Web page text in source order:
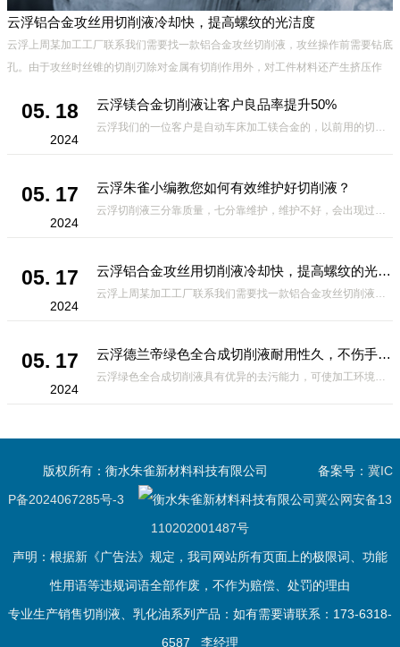
云浮铝合金攻丝用切削液冷却快，提高螺纹的光洁度
云浮上周某加工工厂联系我们需要找一款铝合金攻丝切削液，攻丝操作前需要钻底
孔。由于攻丝时丝锥的切削刃除对金属有切削作用外，对工件材料还产生挤压作
05. 18
2024
云浮镁合金切削液让客户良品率提升50%
05. 17
2024
云浮朱雀小编教您如何有效维护好切削液？
05. 17
2024
云浮铝合金攻丝用切削液冷却快，提高螺纹的光洁度
05. 17
2024
云浮德兰帝绿色全合成切削液耐用性久，不伤手无刺鼻性气味
版权所有：衡水朱雀新材料科技有限公司 备案号： 冀IC
P备2024067285号-3
冀公网安备13
110202001487号
声明：根据新《广告法》规定，我司网站所有页面上的极限词、功能
性用语等违规词语全部作废，不作为赔偿、处罚的理由
专业生产销售切削液、乳化油系列产品：如有需要请联系：173-6318-
6587 李经理